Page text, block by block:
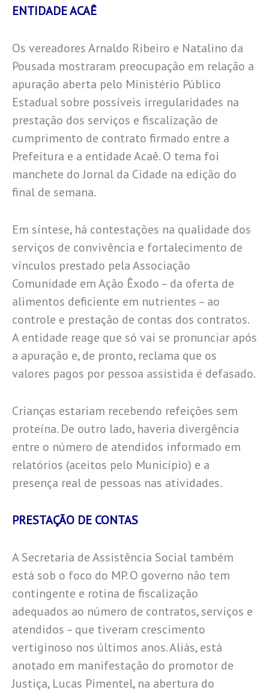
ENTIDADE ACAÊ
Os vereadores Arnaldo Ribeiro e Natalino da
Pousada mostraram preocupação em relação a
apuração aberta pelo Ministério Público
Estadual sobre possíveis irregularidades na
prestação dos serviços e fiscalização de
cumprimento de contrato firmado entre a
Prefeitura e a entidade Acaê. O tema foi
manchete do Jornal da Cidade na edição do
final de semana.
Em síntese, há contestações na qualidade dos
serviços de convivência e fortalecimento de
vínculos prestado pela Associação
Comunidade em Ação Êxodo – da oferta de
alimentos deficiente em nutrientes – ao
controle e prestação de contas dos contratos.
A entidade reage que só vai se pronunciar após
a apuração e, de pronto, reclama que os
valores pagos por pessoa assistida é defasado.
Crianças estariam recebendo refeições sem
proteína. De outro lado, haveria divergência
entre o número de atendidos informado em
relatórios (aceitos pelo Município) e a
presença real de pessoas nas atividades.
PRESTAÇÃO DE CONTAS
A Secretaria de Assistência Social também
está sob o foco do MP. O governo não tem
contingente e rotina de fiscalização
adequados ao número de contratos, serviços e
atendidos – que tiveram crescimento
vertiginoso nos últimos anos. Aliás, está
anotado em manifestação do promotor de
Justiça, Lucas Pimentel, na abertura do